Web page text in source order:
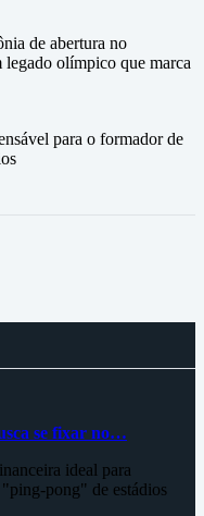
de abertura no
olímpico que marca
para o formador de
se fixar no…
ideal para
pong" de estádios